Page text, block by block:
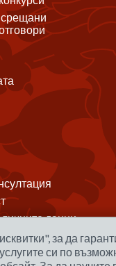
данни
за да
си по